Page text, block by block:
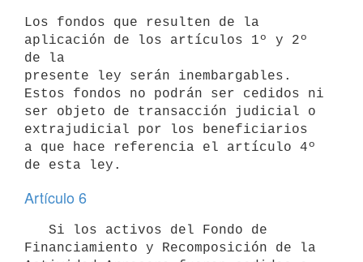
Los fondos que resulten de la
aplicación de los artículos 1º y 2º
de la
presente ley serán inembargables.
Estos fondos no podrán ser cedidos ni
ser objeto de transacción judicial o
extrajudicial por los beneficiarios
a que hace referencia el artículo 4º
Artículo 6
Financiamiento y Recomposición de la